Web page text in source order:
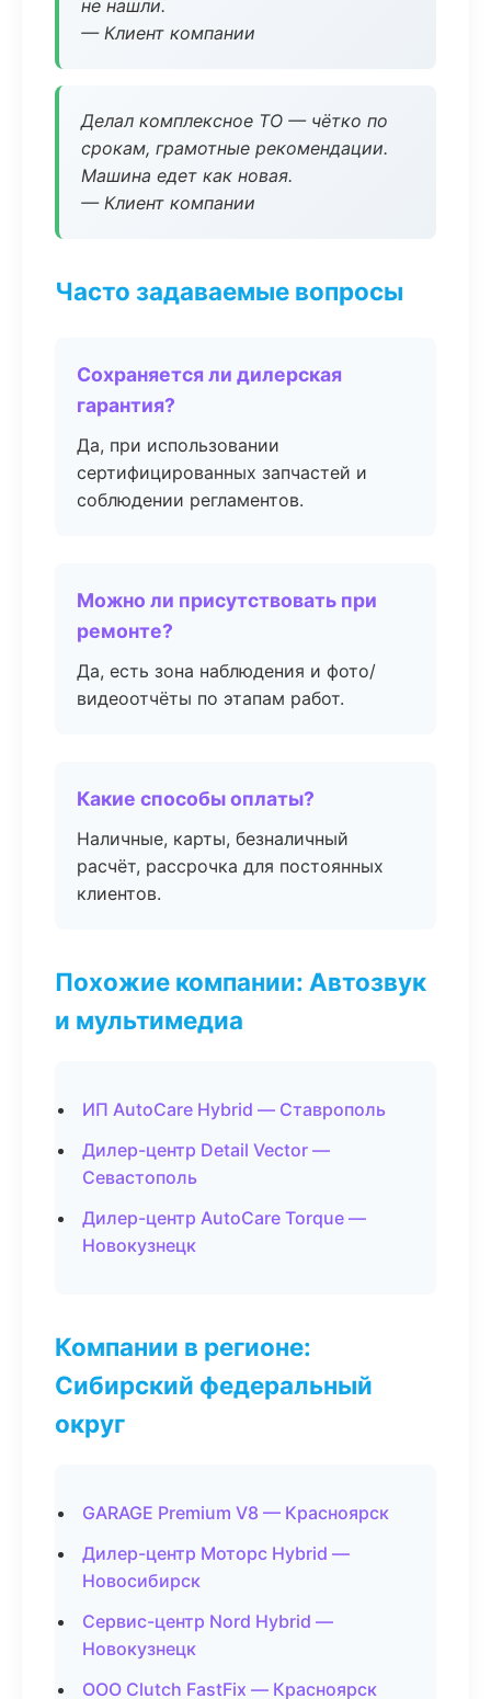
не нашли.
— Клиент компании
Делал комплексное ТО — чётко по
срокам, грамотные рекомендации.
Машина едет как новая.
— Клиент компании
Часто задаваемые вопросы
Сохраняется ли дилерская
гарантия?
Да, при использовании
сертифицированных запчастей и
соблюдении регламентов.
Можно ли присутствовать при
ремонте?
Да, есть зона наблюдения и фото/
видеоотчёты по этапам работ.
Какие способы оплаты?
Наличные, карты, безналичный
расчёт, рассрочка для постоянных
клиентов.
Похожие компании: Автозвук
и мультимедиа
ИП AutoCare Hybrid — Ставрополь
Дилер-центр Detail Vector —
Севастополь
Дилер-центр AutoCare Torque —
Новокузнецк
Компании в регионе:
Сибирский федеральный
округ
GARAGE Premium V8 — Красноярск
Дилер-центр Моторс Hybrid —
Новосибирск
Сервис-центр Nord Hybrid —
Новокузнецк
ООО Clutch FastFix — Красноярск